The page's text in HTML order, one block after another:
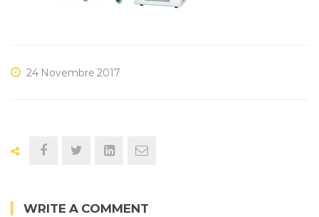
24 Novembre 2017
WRITE A COMMENT